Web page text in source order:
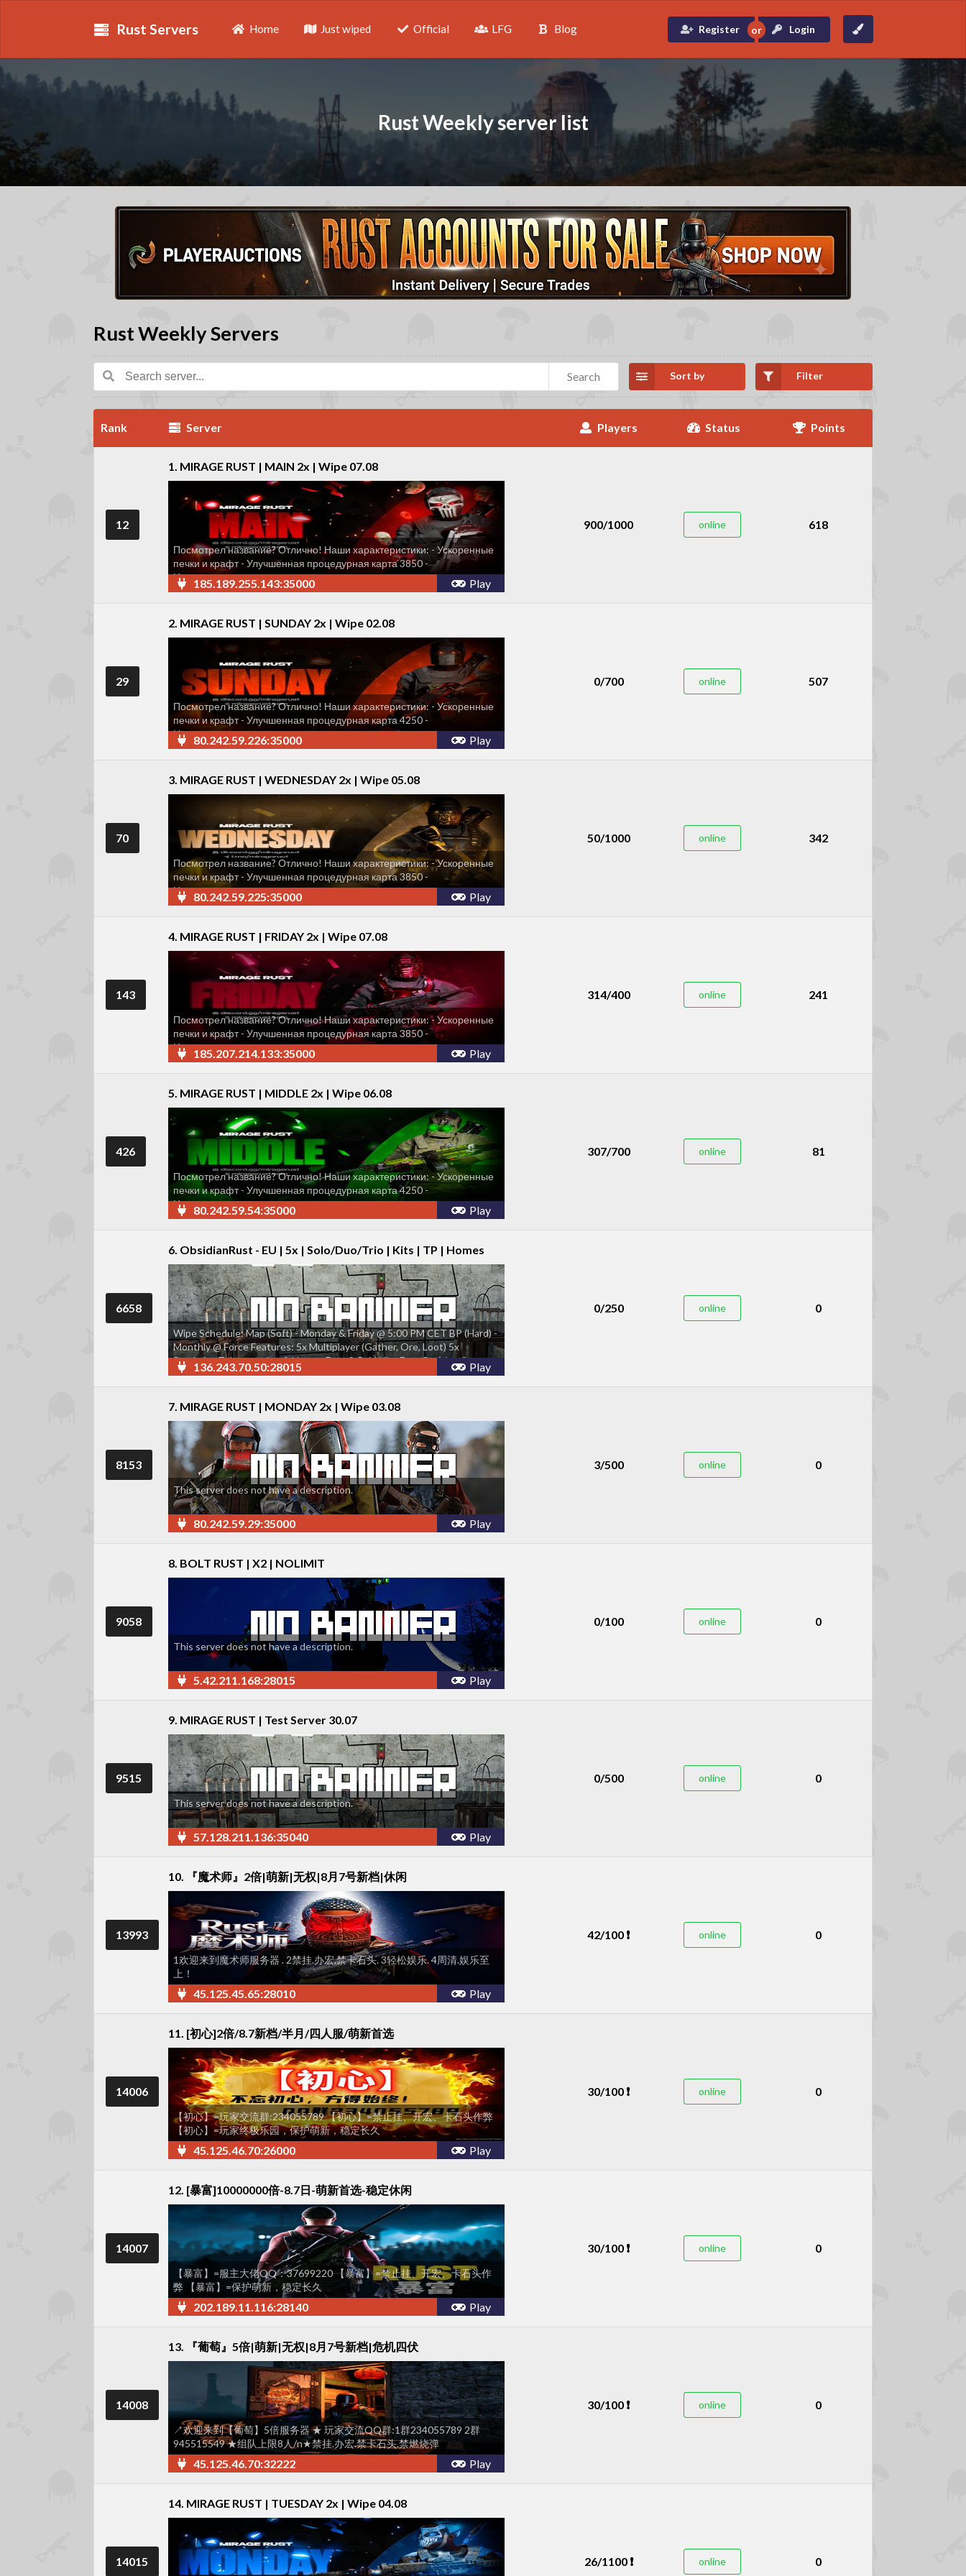
Rust Servers Home Just wiped Official LFG Blog Register Login
Rust Weekly server list
Rust Weekly Servers
Search Filter
Sort by
Rank Server Players Status Points
12
1. MIRAGE RUST | MAIN 2x | Wipe 07.08
Посмотрел название? Отлично! Наши характеристики: - Ускоренные
печки и крафт - Улучшенная процедурная карта 3850 -
Неограниченное кол-во игроков в команде...
185.189.255.143:35000 Play
900/1000 online 618
29
2. MIRAGE RUST | SUNDAY 2x | Wipe 02.08
Посмотрел название? Отлично! Наши характеристики: - Ускоренные
печки и крафт - Улучшенная процедурная карта 4250 -
Неограниченное кол-во игроков в команде...
80.242.59.226:35000 Play
0/700 online 507
70
3. MIRAGE RUST | WEDNESDAY 2x | Wipe 05.08
Посмотрел название? Отлично! Наши характеристики: - Ускоренные
печки и крафт - Улучшенная процедурная карта 3850 -
Неограниченное кол-во игроков в команде...
80.242.59.225:35000 Play
50/1000 online 342
143
4. MIRAGE RUST | FRIDAY 2x | Wipe 07.08
Посмотрел название? Отлично! Наши характеристики: - Ускоренные
печки и крафт - Улучшенная процедурная карта 3850 -
Неограниченное кол-во игроков в команде...
185.207.214.133:35000 Play
314/400 online 241
426
5. MIRAGE RUST | MIDDLE 2x | Wipe 06.08
Посмотрел название? Отлично! Наши характеристики: - Ускоренные
печки и крафт - Улучшенная процедурная карта 4250 -
Неограниченное кол-во игроков в команде...
80.242.59.54:35000 Play
307/700 online 81
6658
6. ObsidianRust - EU | 5x | Solo/Duo/Trio | Kits | TP | Homes
Wipe Schedule: Map (Soft) - Monday & Friday @ 5:00 PM CET BP (Hard) -
Monthly @ Force Features: 5x Multiplayer (Gather, Ore, Loot) 5x
Stacksize Teleportation & Homes Free & Paid Kits Fast Crafting &
Smelting & Recycling Tier 1 BPs Unlocked + Team BPs
136.243.70.50:28015 Play
0/250 online 0
8153
7. MIRAGE RUST | MONDAY 2x | Wipe 03.08
This server does not have a description.
80.242.59.29:35000 Play
3/500 online 0
9058
8. BOLT RUST | X2 | NOLIMIT
This server does not have a description.
5.42.211.168:28015 Play
0/100 online 0
9515
9. MIRAGE RUST | Test Server 30.07
This server does not have a description.
57.128.211.136:35040 Play
0/500 online 0
13993
10. 『魔术师』2倍|萌新|无权|8月7号新档|休闲
1欢迎来到魔术师服务器 . 2禁挂.办宏.禁卡石头. 3轻松娱乐. 4周清.娱乐至
上！
45.125.45.65:28010 Play
42/100 ❗ online 0
14006
11. [初心]2倍/8.7新档/半月/四人服/萌新首选
【初心】=玩家交流群:234055789 【初心】=禁止挂、开宏、卡石头作弊
【初心】=玩家终极乐园，保护萌新，稳定长久
45.125.46.70:26000 Play
30/100 ❗ online 0
14007
12. [暴富]10000000倍-8.7日-萌新首选-稳定休闲
【暴富】=服主大佬QQ：37699220 【暴富】=禁止挂、开宏、卡石头作
弊 【暴富】=保护萌新，稳定长久
202.189.11.116:28140 Play
30/100 ❗ online 0
14008
13. 『葡萄』5倍|萌新|无权|8月7号新档|危机四伏
↗欢迎来到【葡萄】5倍服务器 ★ 玩家交流QQ群:1群234055789 2群
945515549 ★组队上限8人/n★禁挂.办宏.禁卡石头.禁燃烧弹
45.125.46.70:32222 Play
30/100 ❗ online 0
14015
14. MIRAGE RUST | TUESDAY 2x | Wipe 04.08
26/1100 ❗ online 0